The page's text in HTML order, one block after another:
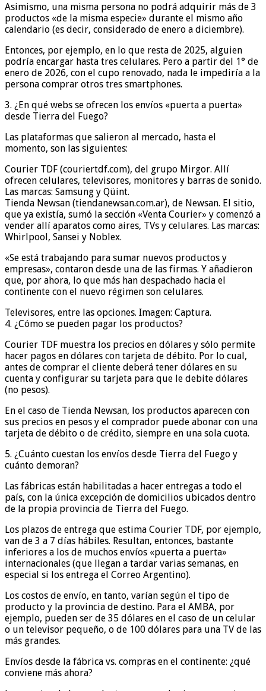
Asimismo, una misma persona no podrá adquirir más de 3
productos «de la misma especie» durante el mismo año
calendario (es decir, considerado de enero a diciembre).
Entonces, por ejemplo, en lo que resta de 2025, alguien
podría encargar hasta tres celulares. Pero a partir del 1° de
enero de 2026, con el cupo renovado, nada le impediría a la
persona comprar otros tres smartphones.
3. ¿En qué webs se ofrecen los envíos «puerta a puerta»
desde Tierra del Fuego?
Las plataformas que salieron al mercado, hasta el
momento, son las siguientes:
Courier TDF (couriertdf.com), del grupo Mirgor. Allí
ofrecen celulares, televisores, monitores y barras de sonido.
Las marcas: Samsung y Qüint.
Tienda Newsan (tiendanewsan.com.ar), de Newsan. El sitio,
que ya existía, sumó la sección «Venta Courier» y comenzó a
vender allí aparatos como aires, TVs y celulares. Las marcas:
Whirlpool, Sansei y Noblex.
«Se está trabajando para sumar nuevos productos y
empresas», contaron desde una de las firmas. Y añadieron
que, por ahora, lo que más han despachado hacia el
continente con el nuevo régimen son celulares.
Televisores, entre las opciones. Imagen: Captura.
4. ¿Cómo se pueden pagar los productos?
Courier TDF muestra los precios en dólares y sólo permite
hacer pagos en dólares con tarjeta de débito. Por lo cual,
antes de comprar el cliente deberá tener dólares en su
cuenta y configurar su tarjeta para que le debite dólares
(no pesos).
En el caso de Tienda Newsan, los productos aparecen con
sus precios en pesos y el comprador puede abonar con una
tarjeta de débito o de crédito, siempre en una sola cuota.
5. ¿Cuánto cuestan los envíos desde Tierra del Fuego y
cuánto demoran?
Las fábricas están habilitadas a hacer entregas a todo el
país, con la única excepción de domicilios ubicados dentro
de la propia provincia de Tierra del Fuego.
Los plazos de entrega que estima Courier TDF, por ejemplo,
van de 3 a 7 días hábiles. Resultan, entonces, bastante
inferiores a los de muchos envíos «puerta a puerta»
internacionales (que llegan a tardar varias semanas, en
especial si los entrega el Correo Argentino).
Los costos de envío, en tanto, varían según el tipo de
producto y la provincia de destino. Para el AMBA, por
ejemplo, pueden ser de 35 dólares en el caso de un celular
o un televisor pequeño, o de 100 dólares para una TV de las
más grandes.
Envíos desde la fábrica vs. compras en el continente: ¿qué
conviene más ahora?